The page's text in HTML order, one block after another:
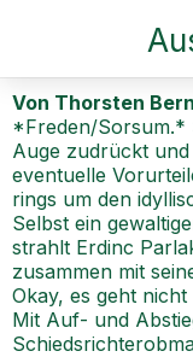
Von Thorsten
*Freden/Sorsum.*
Auge zudrückt
eventuelle
rings um den
Selbst ein
strahlt Erdinc
zusammen mit
Okay, es geht
Mit Auf- und